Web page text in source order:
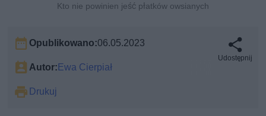
Kto nie powinien jeść płatków owsianych
Opublikowano:06.05.2023
Autor:Ewa Cierpiał
Drukuj
Udostępnij